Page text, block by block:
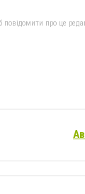
повідомити про це